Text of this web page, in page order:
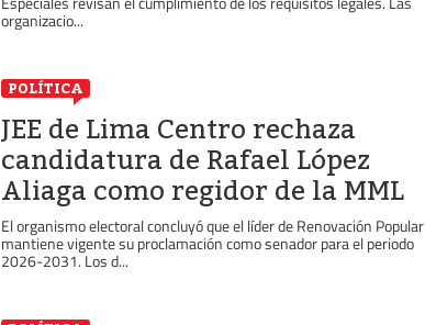
organizacio...
POLÍTICA
JEE de Lima Centro rechaza
candidatura de Rafael López
Aliaga como regidor de la MML
El organismo electoral concluyó que el líder de Renovación Popular
mantiene vigente su proclamación como senador para el periodo
2026-2031. Los d...